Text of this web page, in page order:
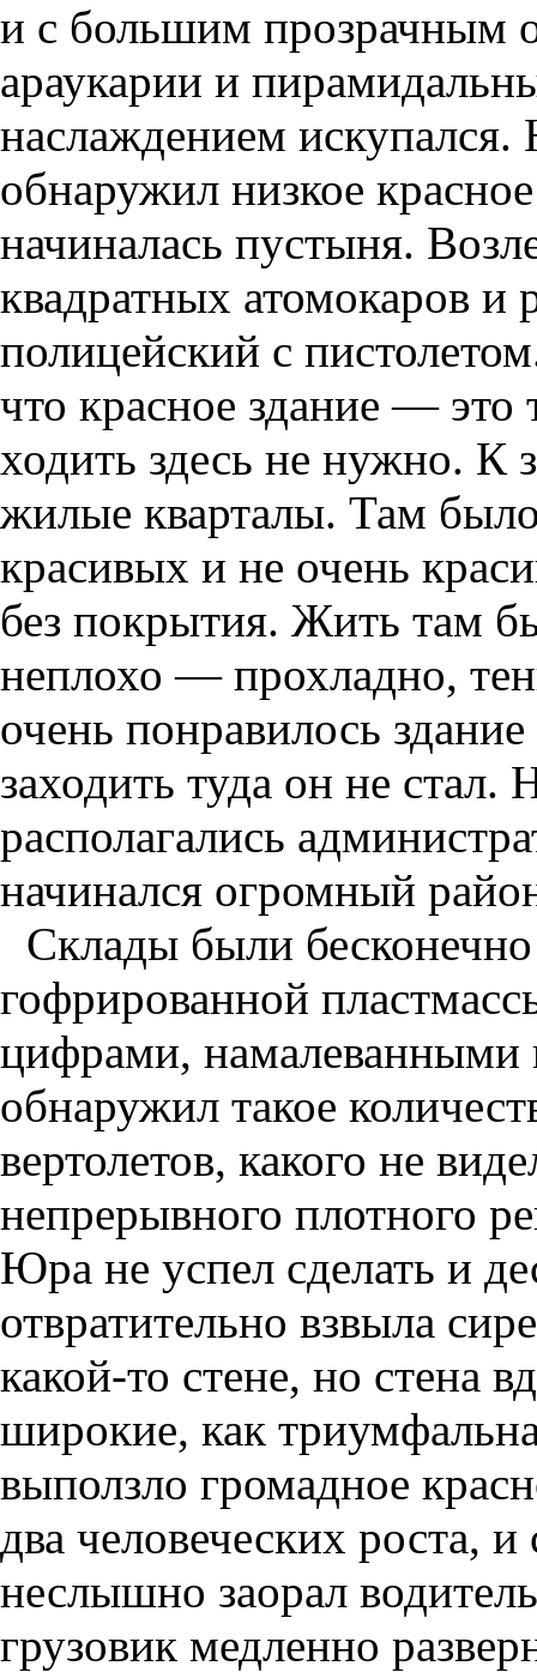
и с большим прозрачным
араукарии и
наслаждением
обнаружил низкое
начиналась пустыня.
квадратных атомокаров и
полицейский с
что красное здание —
ходить здесь не нужно. К
жилые кварталы. Там
красивых и не очень
без покрытия. Жить там
неплохо — прохладно,
очень понравилось
заходить туда он не стал.
располагались
начинался огромный
Склады были
гофрированной
цифрами, намалеванными
обнаружил такое
вертолетов, какого не
непрерывного плотного
Юра не успел сделать и
отвратительно взвыла
какой-то стене, но стена
широкие, как
выползло громадное
два человеческих роста,
неслышно заорал
грузовик медленно